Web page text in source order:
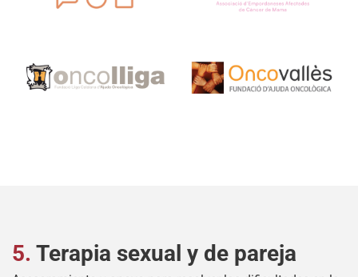
5. Terapia sexual y de pareja